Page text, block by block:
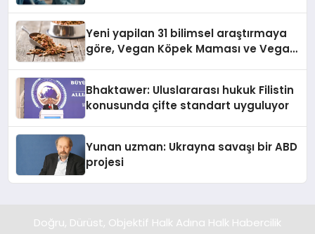
Yeni yapilan 31 bilimsel araştırmaya
göre, Vegan Köpek Maması ve Vegan
Bhaktawer: Uluslararası hukuk Filistin
konusunda çifte standart uyguluyor
Yunan uzman: Ukrayna savaşı bir ABD
projesi
Doğru, Dürüst, Objektif Halk Adına Halk Habercilik